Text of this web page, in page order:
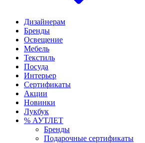
Дизайнерам
Бренды
Освещение
Мебель
Текстиль
Посуда
Интерьер
Сертификаты
Акции
Новинки
Лукбук
% АУТЛЕТ
Бренды
Подарочные сертификаты